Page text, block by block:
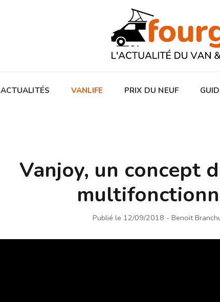
ACTUALITÉS VANLIFE PRIX DU NEUF
Vanjoy, un concept
Publié le 12/09/2018 - Benoit